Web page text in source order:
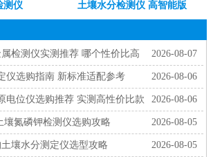
测仪 土壤水分检测仪 高智能版
2026-08-07
检测仪实测推荐 哪个性价比高
2026-08-06
仪选购指南 新标准适配参考
2026-08-06
电位仪选购推荐 实测高性价比款
2026-08-05
壤氮磷钾检测仪选购攻略
2026-08-05
壤水分测定仪选型攻略